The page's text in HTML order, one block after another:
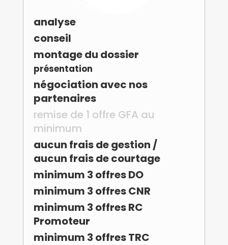
analyse
conseil
montage du dossier
présentation
négociation avec nos
partenaires
remise de 1 offre GFA au
minimum
aucun frais de gestion /
aucun frais de courtage
minimum 3 offres DO
minimum 3 offres CNR
minimum 3 offres RC
Promoteur
minimum 3 offres TRC